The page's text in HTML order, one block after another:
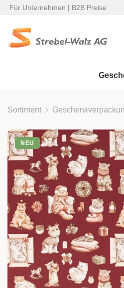
Für Unternehmen | B2B Preise
Sortiment
NEU